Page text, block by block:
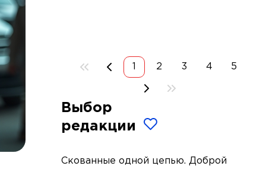
2 3 4 5
Выбор
редакции
Скованные одной цепью. Доброй